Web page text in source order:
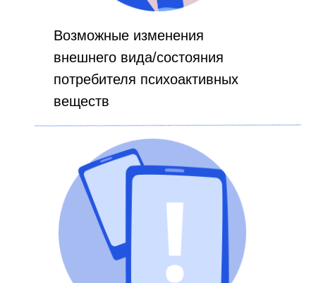
Возможные изменения
внешнего вида/состояния
потребителя психоактивных
веществ